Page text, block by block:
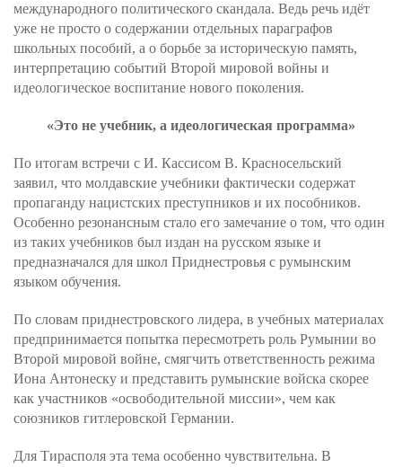
международного политического скандала. Ведь речь идёт
уже не просто о содержании отдельных параграфов
школьных пособий, а о борьбе за историческую память,
интерпретацию событий Второй мировой войны и
идеологическое воспитание нового поколения.
«Это не учебник, а идеологическая программа»
По итогам встречи с И. Кассисом В. Красносельский
заявил, что молдавские учебники фактически содержат
пропаганду нацистских преступников и их пособников.
Особенно резонансным стало его замечание о том, что один
из таких учебников был издан на русском языке и
предназначался для школ Приднестровья с румынским
языком обучения.
По словам приднестровского лидера, в учебных материалах
предпринимается попытка пересмотреть роль Румынии во
Второй мировой войне, смягчить ответственность режима
Иона Антонеску и представить румынские войска скорее
как участников «освободительной миссии», чем как
союзников гитлеровской Германии.
Для Тирасполя эта тема особенно чувствительна. В